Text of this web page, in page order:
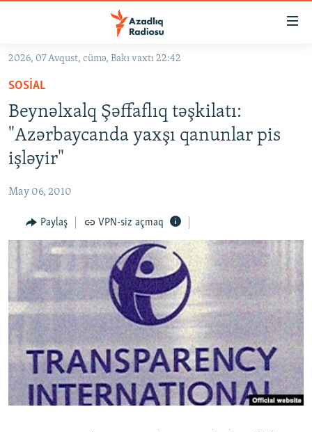
Əsas
qayıt
Əsas
naviqasiyaya
qayıt
Axtarışa
GÜNDƏM
KORRUPSIOMETR
#ƏSLINDƏ
QANUNI DOĞRU
ARAŞDIRMA
MULTIMEDIA
VIDEO
FOTOQALEREYA
İNFOQRAFIKA
KARIKATURA
RADIO ARXIV
OXU ZALI
AZƏRBAYCAN ƏDƏBIYYATI KITABXANASI
İSLAM VƏ DEMOKRATIYA
İZ - MƏDƏNIYYƏT PROQRAMI
HAQQIMIZDA
MISSIYAMIZ
PEŞƏ ETIKASI VƏ JURNALISTIKA STANDARTLARIMIZ
MATERIALLARIMIZDAN ISTIFADƏ
AZADLIQRADIOSU MOBIL TELEFONUNUZDA
BIZI IZLƏ
RFE/RL-in bütün saytları
2026, 07 Avqust, cümə, Bakı vaxtı 22:42
SOSIAL
Beynəlxalq Şəffaflıq təşkilatı:
"Azərbaycanda yaxşı qanunlar pis
işləyir"
May 06, 2010
Paylaş VPN-siz açmaq